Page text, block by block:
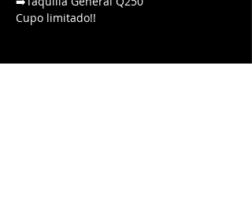
Cupo limitado!!